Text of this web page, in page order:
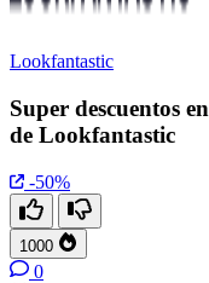
Lookfantastic
Super descuentos
de Lookfantastic
-50%
1000
0